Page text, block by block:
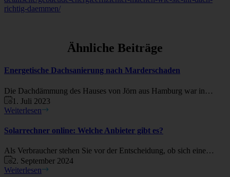
richtig-daemmen/
Ähnliche Beiträge
Energetische Dachsanierung nach Marderschaden
Die Dachdämmung des Hauses von Jörn aus Hamburg war in…
1. Juli 2023
Weiterlesen
Solarrechner online: Welche Anbieter gibt es?
Als Verbraucher stehen Sie vor der Entscheidung, ob sich eine…
2. September 2024
Weiterlesen